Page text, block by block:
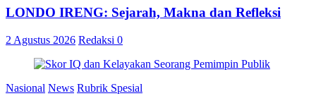
LONDO IRENG: Sejarah, Makna dan Refleksi
2 Agustus 2026 Redaksi 0
Nasional News Rubrik Spesial